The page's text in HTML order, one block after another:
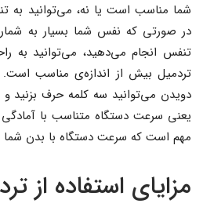
شما مناسب است یا نه، می‌توانید به
در صورتی که نفس شما بسیار به
تنفس انجام می‌دهید، می‌توانید به
تردمیل بیش از اندازه‌ی مناسب
دویدن می‌توانید سه کلمه حرف بزنید
یعنی سرعت دستگاه متناسب با
مهم است که سرعت دستگاه با بدن
مزایای استفاده از